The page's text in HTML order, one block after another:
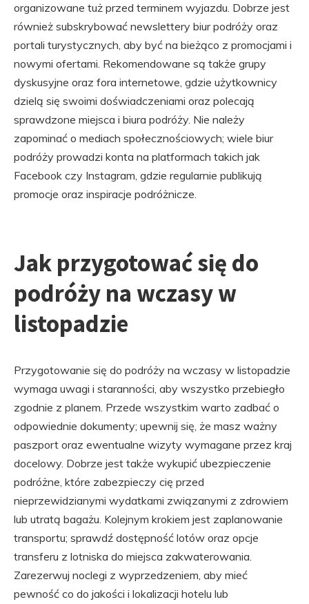
organizowane tuż przed terminem wyjazdu. Dobrze jest
również subskrybować newslettery biur podróży oraz
portali turystycznych, aby być na bieżąco z promocjami i
nowymi ofertami. Rekomendowane są także grupy
dyskusyjne oraz fora internetowe, gdzie użytkownicy
dzielą się swoimi doświadczeniami oraz polecają
sprawdzone miejsca i biura podróży. Nie należy
zapominać o mediach społecznościowych; wiele biur
podróży prowadzi konta na platformach takich jak
Facebook czy Instagram, gdzie regularnie publikują
promocje oraz inspiracje podróżnicze.
Jak przygotować się do
podróży na wczasy w
listopadzie
Przygotowanie się do podróży na wczasy w listopadzie
wymaga uwagi i staranności, aby wszystko przebiegło
zgodnie z planem. Przede wszystkim warto zadbać o
odpowiednie dokumenty; upewnij się, że masz ważny
paszport oraz ewentualne wizyty wymagane przez kraj
docelowy. Dobrze jest także wykupić ubezpieczenie
podróżne, które zabezpieczy cię przed
nieprzewidzianymi wydatkami związanymi z zdrowiem
lub utratą bagażu. Kolejnym krokiem jest zaplanowanie
transportu; sprawdź dostępność lotów oraz opcje
transferu z lotniska do miejsca zakwaterowania.
Zarezerwuj noclegi z wyprzedzeniem, aby mieć
pewność co do jakości i lokalizacji hotelu lub